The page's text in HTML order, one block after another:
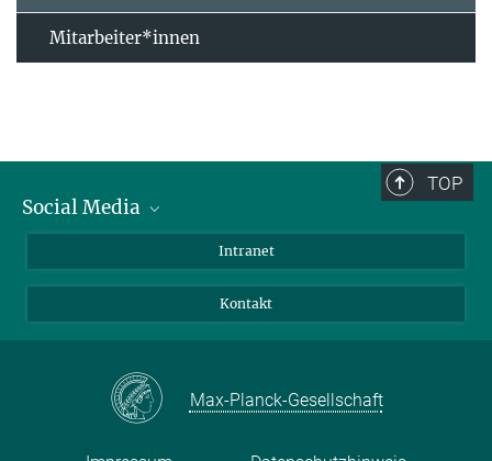
Mitarbeiter*innen
TOP
Social Media
Facebook
Instagram
Mastodon
Intranet
Kontakt
Max-Planck-Gesellschaft